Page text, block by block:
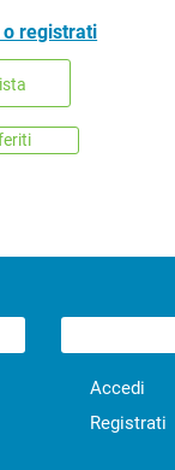
o registrati
Accedi
Registrati